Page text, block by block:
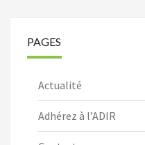
PAGES
Actualité
Adhérez à l’ADIR